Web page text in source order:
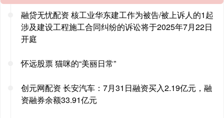
融贷无忧配资 核工业华东建工作为被告/被上诉人的1起
涉及建设工程施工合同纠纷的诉讼将于2025年7月22日
开庭
怀远股票 猫咪的“美丽日常”
创元网配资 长安汽车：7月31日融资买入2.19亿元，融
资融券余额33.91亿元